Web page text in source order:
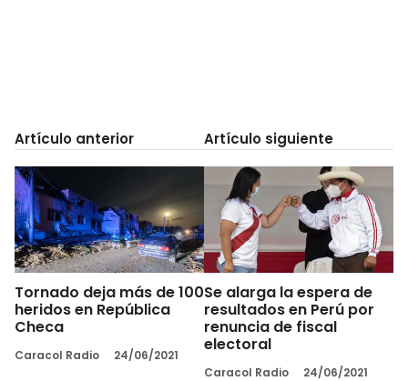
Artículo anterior
Tornado deja más de 100
heridos en República
Checa
Caracol Radio 24/06/2021
Artículo siguiente
Se alarga la espera de
resultados en Perú por
renuncia de fiscal
electoral
Caracol Radio 24/06/2021